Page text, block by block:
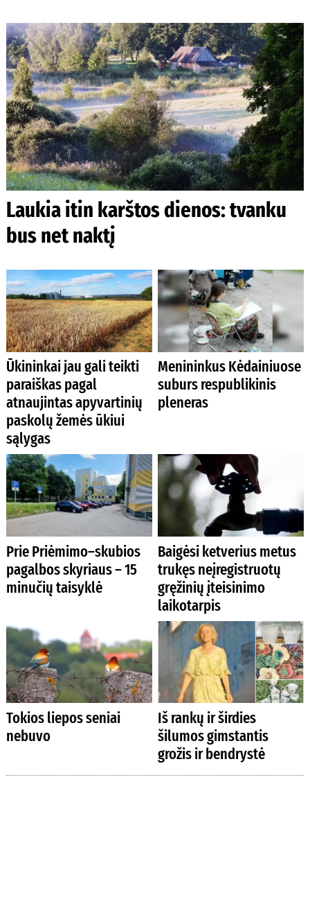
Laukia itin karštos dienos: tvanku
bus net naktį
Ūkininkai jau gali teikti
paraiškas pagal
atnaujintas apyvartinių
paskolų žemės ūkiui
sąlygas
Menininkus Kėdainiuose
suburs respublikinis
pleneras
Prie Priėmimo–skubios
pagalbos skyriaus – 15
minučių taisyklė
Baigėsi ketverius metus
trukęs neįregistruotų
gręžinių įteisinimo
laikotarpis
Tokios liepos seniai
nebuvo
Iš rankų ir širdies
šilumos gimstantis
grožis ir bendrystė